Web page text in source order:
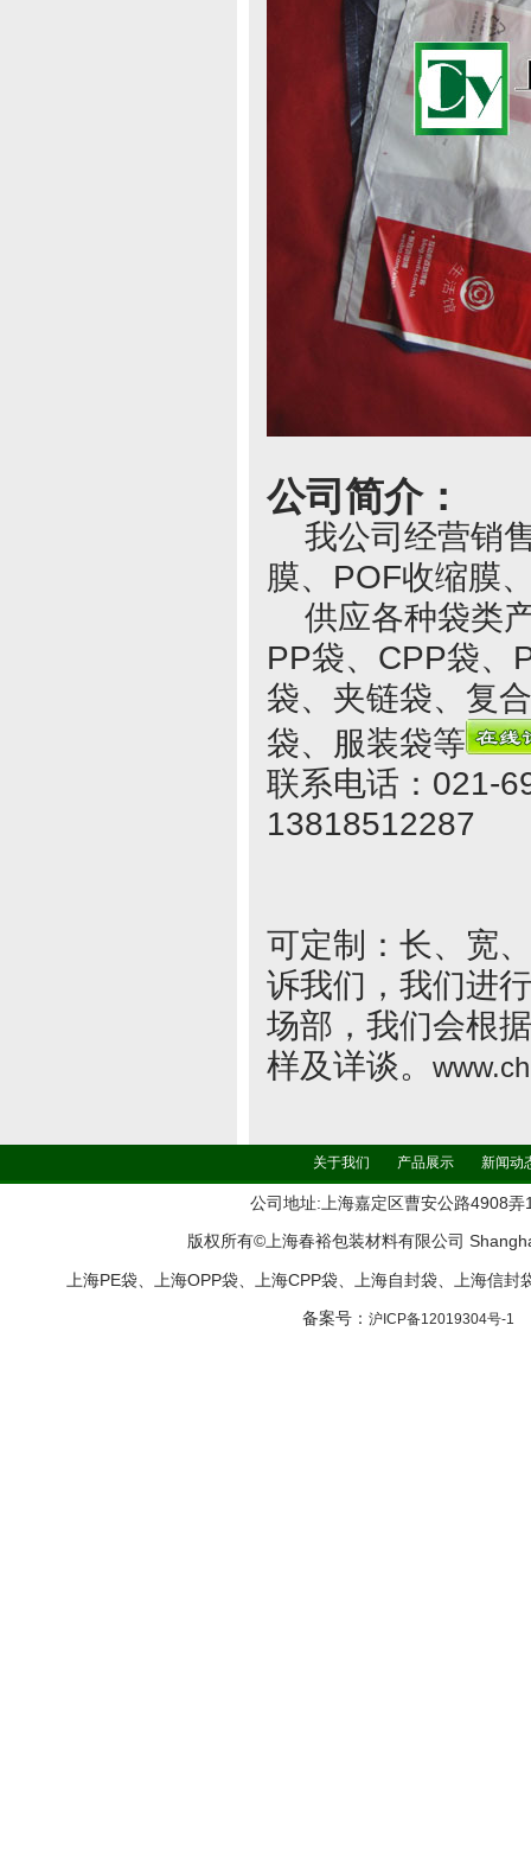
公司简介：
我公司经营销
膜、POF收缩膜
供应各种袋类
PP袋、CPP袋、
袋、夹链袋、复
袋、服装袋等
联系电话：021-
13818512287
可定制：长、宽
诉我们，我们进
场部，我们会根
样及详谈。
关于我们 产品展示 新闻动
公司地址:上海嘉定区曹安公路4908
版权所有©上海春裕包装材料有限公司
上海PE袋、上海OPP袋、上海CPP袋、上海自封袋、上海信
备案号： 沪ICP备12019304号-1